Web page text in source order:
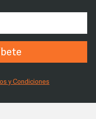
y Condiciones